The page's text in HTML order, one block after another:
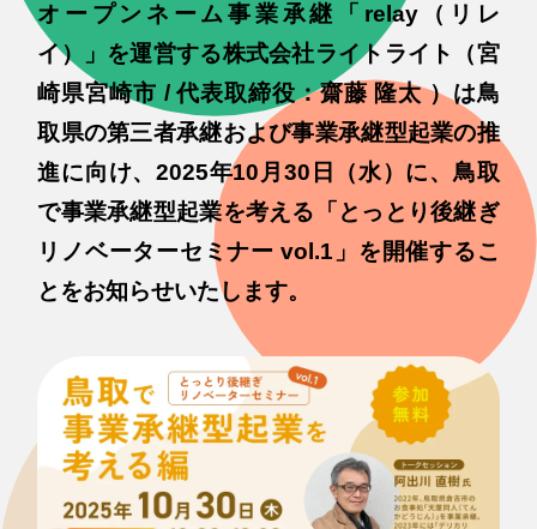
オープンネーム事業承継「relay（リレ
イ）」を運営する株式会社ライトライト（宮
崎県宮崎市 / 代表取締役：齋藤 隆太 ）は鳥
取県の第三者承継および事業承継型起業の推
進に向け、2025年10月30日（水）に、鳥取
で事業承継型起業を考える「とっとり後継ぎ
リノベーターセミナー vol.1」を開催するこ
とをお知らせいたします。